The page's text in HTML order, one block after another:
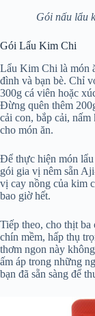
Gói nấu lẩu
Gói Lẩu Kim Chi
Lẩu Kim Chi là món
đình và bạn bè. Chỉ
300g cá viên hoặc
Đừng quên thêm
cải con, bắp cải,
cho món ăn.
Để thực hiện món
gói gia vị nêm sẵn
vị cay nồng của kim
bao giờ hết.
Tiếp theo, cho thịt ba
chín mềm, hấp thụ
thơm ngon này
ấm áp trong những
bạn đã sẵn sàng để